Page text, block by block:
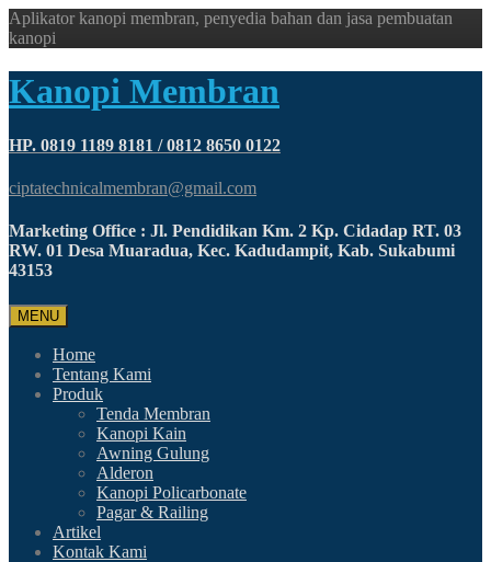
Aplikator kanopi membran, penyedia bahan dan jasa pembuatan
kanopi
Kanopi Membran
HP. 0819 1189 8181 / 0812 8650 0122
ciptatechnicalmembran@gmail.com
Marketing Office : Jl. Pendidikan Km. 2 Kp. Cidadap RT. 03
RW. 01 Desa Muaradua, Kec. Kadudampit, Kab. Sukabumi
43153
MENU
Home
Tentang Kami
Produk
Tenda Membran
Kanopi Kain
Awning Gulung
Alderon
Kanopi Policarbonate
Pagar & Railing
Artikel
Kontak Kami